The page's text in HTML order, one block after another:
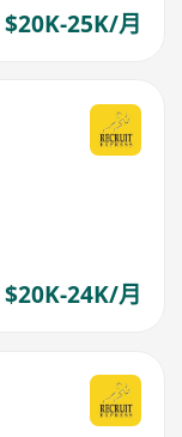
$20K-25K/月
$20K-24K/月